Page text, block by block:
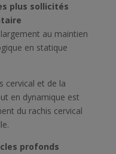
plus sollicités
au maintien
en statique
cervical et de la
en dynamique est
du rachis cervical
profonds